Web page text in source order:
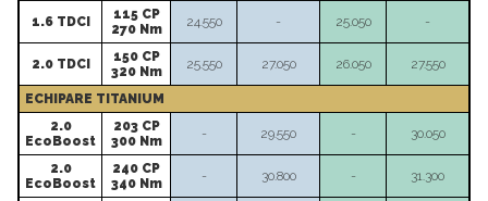
1.6 TDCI
115 CP
270 Nm
24.550 - 25.050 -
2.0 TDCI
150 CP
320 Nm
25.550 27.050 26.050 27.550
ECHIPARE TITANIUM
2.0
EcoBoost
203 CP
300 Nm
- 29.550 - 30.050
2.0
EcoBoost
240 CP
340 Nm
- 30.800 - 31.300